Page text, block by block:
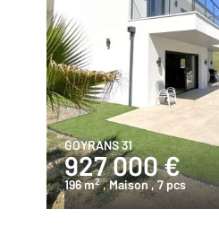
GOYRANS 31
927 000 €
196 m2 , Maison, 7 pcs